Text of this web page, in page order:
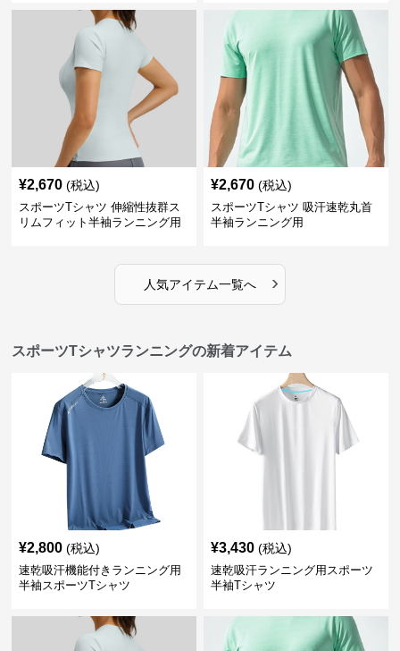
¥2,670 (税込)
スポーツTシャツ 伸縮性抜群ス
リムフィット半袖ランニング用
¥2,670 (税込)
スポーツTシャツ 吸汗速乾丸首
半袖ランニング用
人気アイテム一覧へ ›
スポーツTシャツランニングの新着アイテム
¥2,800 (税込)
速乾吸汗機能付きランニング用
半袖スポーツTシャツ
¥3,430 (税込)
速乾吸汗ランニング用スポーツ
半袖Tシャツ